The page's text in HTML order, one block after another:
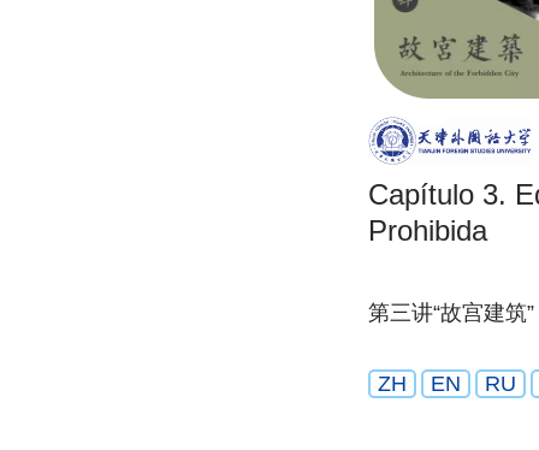
Capítulo 3.
Prohibida
第三讲“故宫建筑”
ZH EN RU